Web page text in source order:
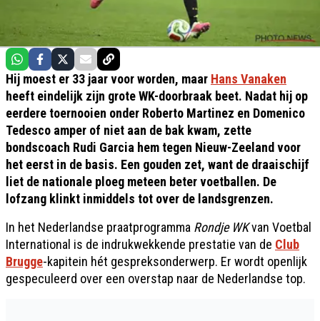
Hij moest er 33 jaar voor worden, maar Hans Vanaken
heeft eindelijk zijn grote WK-doorbraak beet. Nadat hij op
eerdere toernooien onder Roberto Martinez en Domenico
Tedesco amper of niet aan de bak kwam, zette
bondscoach Rudi Garcia hem tegen Nieuw-Zeeland voor
het eerst in de basis. Een gouden zet, want de draaischijf
liet de nationale ploeg meteen beter voetballen. De
lofzang klinkt inmiddels tot over de landsgrenzen.
In het Nederlandse praatprogramma Rondje WKvan Voetbal
International is de indrukwekkende prestatie van de Club
Brugge-kapitein hét gespreksonderwerp. Er wordt openlijk
gespeculeerd over een overstap naar de Nederlandse top.